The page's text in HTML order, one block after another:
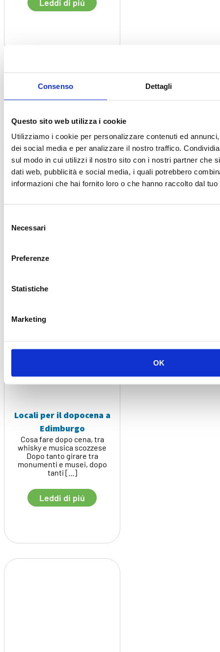
Consenso Dettagli
Questo sito web utilizza i cookie
Utilizziamo i cookie per personalizzare contenuti ed
dei social media e per analizzare il nostro traffico.
sul modo in cui utilizzi il nostro sito con i nostri partner che
dati web, pubblicità e social media, i quali potrebbero
informazioni che hai fornito loro o che hanno raccolto dal
delNecessari
Preferenze
Statistiche
Marketing
OK
Leddi di piú
Festival a Edimburgo nel
2019/2020
Leddi di piú
Locali per il dopocena a
Edimburgo
Cosa fare dopo cena, tra
whisky e musica scozzese
Dopo tanto girare tra
monumenti e musei, dopo
tanti [...]
Leddi di piú